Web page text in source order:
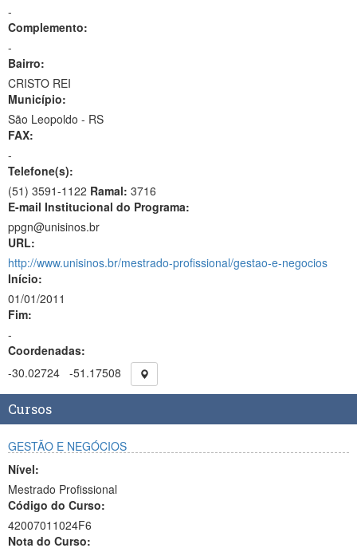
-
Complemento:
-
Bairro:
CRISTO REI
Município:
São Leopoldo - RS
FAX:
-
Telefone(s):
(51) 3591-1122 Ramal: 3716
E-mail Institucional do Programa:
ppgn@unisinos.br
URL:
http://www.unisinos.br/mestrado-profissional/gestao-e-negocios
Início:
01/01/2011
Fim:
-
Coordenadas:
-30.02724 -51.17508
Cursos
GESTÃO E NEGÓCIOS
Nível:
Mestrado Profissional
Código do Curso:
42007011024F6
Nota do Curso: